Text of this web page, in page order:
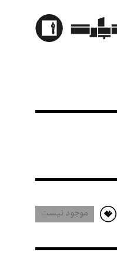
موجود نیست